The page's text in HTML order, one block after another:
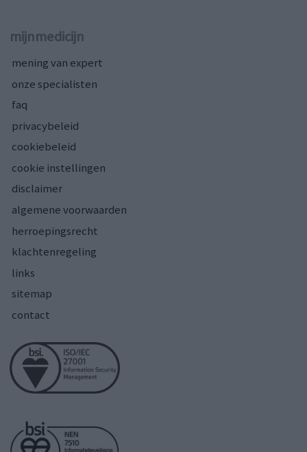
mijnmedicijn
mening van expert
onze specialisten
faq
privacybeleid
cookiebeleid
cookie instellingen
disclaimer
algemene voorwaarden
herroepingsrecht
klachtenregeling
links
sitemap
contact